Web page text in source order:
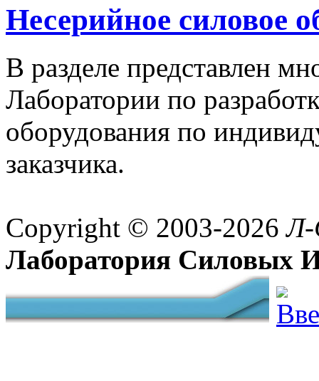
Несерийное силовое
В разделе представлен
Лаборатории по
оборудования по
заказчика.
Copyright © 2003-2026
Лаборатория Силовых